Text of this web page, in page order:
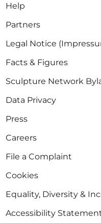
Help
Partners
Legal Notice
Facts & Figures
Sculpture Network
Data Privacy
Press
Careers
File a Complaint
Cookies
Equality, Diversity &
Accessibility